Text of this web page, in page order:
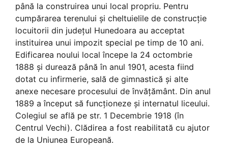
până la construirea unui local propriu. Pentru
cumpărarea terenului și cheltuielile de construcție
locuitorii din județul Hunedoara au acceptat
instituirea unui impozit special pe timp de 10 ani.
Edificarea noului local începe la 24 octombrie
1888 și durează până în anul 1901, acesta fiind
dotat cu infirmerie, sală de gimnastică și alte
anexe necesare procesului de învățământ. Din anul
1889 a început să funcționeze și internatul liceului.
Colegiul se află pe str. 1 Decembrie 1918 (în
Centrul Vechi). Clădirea a fost reabilitată cu ajutor
de la Uniunea Europeană.